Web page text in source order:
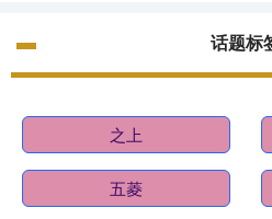
话题标
之上
五菱